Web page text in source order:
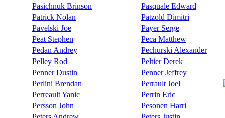
Pasichnuk Brinson
Pasquale Edward
Patrick Nolan
Patzold Dimitri
Pavelski Joe
Payer Serge
Peat Stephen
Peca Matthew
Pedan Andrey
Pechurski Alexander
Pelley Rod
Peltier Derek
Penner Dustin
Penner Jeffrey
Perlini Brendan
Perrault Joel
Perreault Yanic
Perrin Eric
Persson John
Pesonen Harri